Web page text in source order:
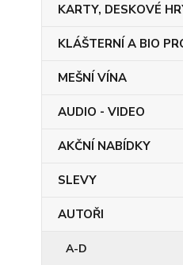
KARTY, DESKOVÉ
KLÁŠTERNÍ A BIO
MEŠNÍ VÍNA
AUDIO - VIDEO
AKČNÍ NABÍDKY
SLEVY
AUTOŘI
A-D